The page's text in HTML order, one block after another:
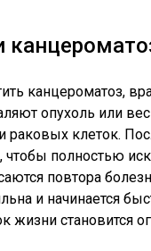
канцероматоз,
опухоль или
раковых клеток.
чтобы полностью
повтора
и начинается
жизни становится